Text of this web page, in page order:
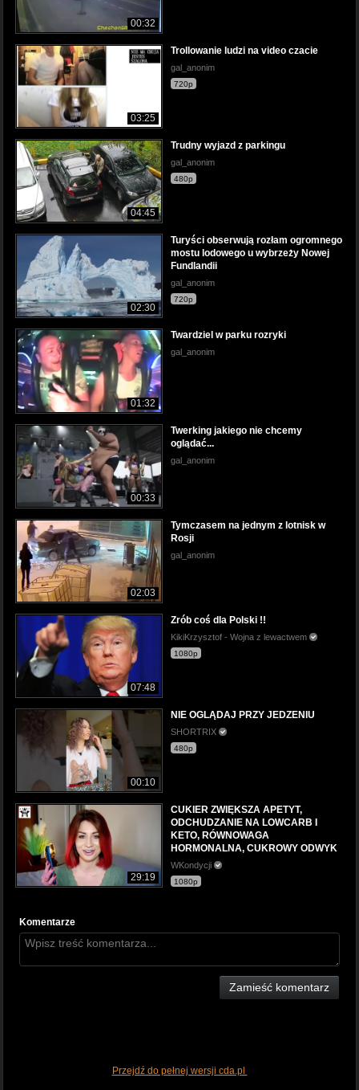
00:32
03:25
Trollowanie ludzi na video czacie
gal_anonim
720p
04:45
Trudny wyjazd z parkingu
gal_anonim
480p
02:30
Turyści obserwują rozłam ogromnego
mostu lodowego u wybrzeży Nowej
Fundlandii
gal_anonim
720p
01:32
Twardziel w parku rozryki
gal_anonim
00:33
Twerking jakiego nie chcemy
oglądać...
gal_anonim
02:03
Tymczasem na jednym z lotnisk w
Rosji
gal_anonim
07:48
Zrób coś dla Polski !!
KikiKrzysztof - Wojna z lewactwem
1080p
00:10
NIE OGLĄDAJ PRZY JEDZENIU
SHORTRIX
480p
29:19
CUKIER ZWIĘKSZA APETYT,
ODCHUDZANIE NA LOWCARB I
KETO, RÓWNOWAGA
HORMONALNA, CUKROWY ODWYK
WKondycji
1080p
Komentarze
Zamieść komentarz
Przejdź do pełnej wersji cda.pl